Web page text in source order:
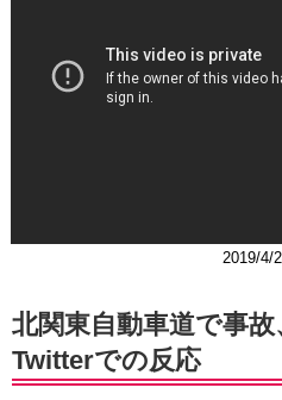
2019/4/
北関東自動車道で事
Twitterでの反応